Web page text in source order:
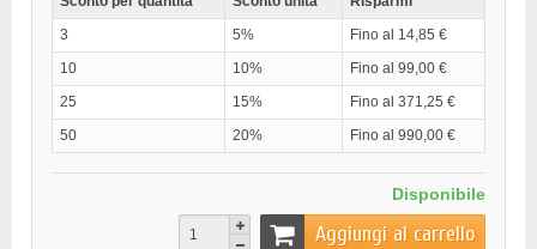
3
5%
Fino al 14,85 €
10
10%
Fino al 99,00 €
25
15%
Fino al 371,25 €
50
20% Fino al 990,00 €
Disponibile
Aggiungi al carrello